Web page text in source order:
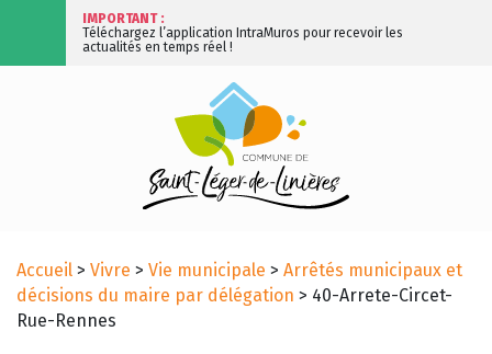
IMPORTANT :
Téléchargez l’application IntraMuros pour recevoir les
actualités en temps réel !
Accueil > Vivre > Vie municipale > Arrêtés municipaux et
décisions du maire par délégation > 40-Arrete-Circet-
Rue-Rennes